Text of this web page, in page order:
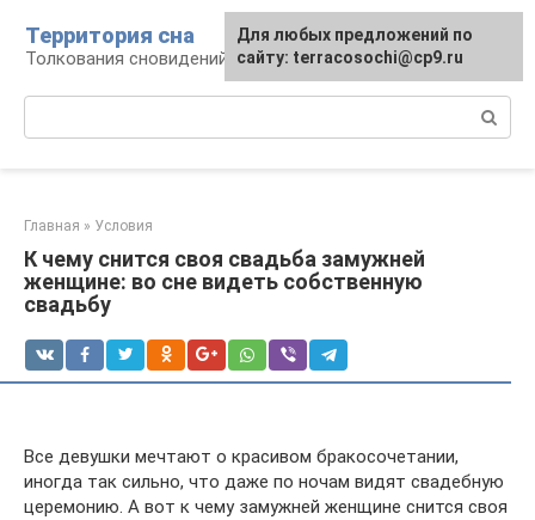
контенту
Территория сна
Толкования сновидений
Главная » Условия
К чему снится своя свадьба замужней
женщине: во сне видеть собственную
свадьбу
Все девушки мечтают о красивом бракосочетании,
иногда так сильно, что даже по ночам видят свадебную
церемонию. А вот к чему замужней женщине снится своя
Для любых предложений по
сайту: terracosochi@cp9.ru